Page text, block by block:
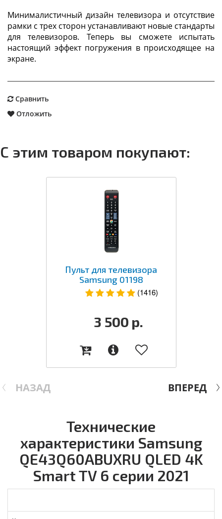
Минималистичный дизайн телевизора и отсутствие
рамки с трех сторон устанавливают новые стандарты
для телевизоров. Теперь вы сможете испытать
настоящий эффект погружения в происходящее на
экране.
Сравнить
Отложить
С этим товаром покупают:
НАЗАД
Пульт для телевизора
Samsung 01198
(1416)
3 500 р.
ВПЕРЕД
Технические
характеристики Samsung
QE43Q60ABUXRU QLED 4K
Smart TV 6 серии 2021